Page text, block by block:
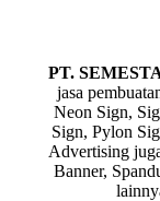
PT.
jasa
Neon Sign,
Sign, Pylon
Advertising
Banner,